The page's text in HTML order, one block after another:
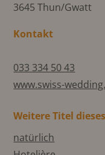
3645 Thun/Gwatt
Kontakt
033 334 50 43
www.swiss-
Weitere Titel
natürlich